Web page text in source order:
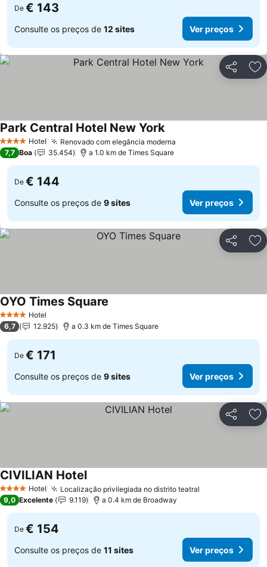
De € 143
Consulte os preços de 12 sites Ver preços
Partilhar
4 EstrelasHotel Renovado com elegância moderna
Park Central Hotel New YorkVer preços
7,7 Boa 35.454 a 1.0 km de Times Square
De € 144
Consulte os preços de 9 sites Ver preços
Partilhar
4 EstrelasHotel
OYO Times Square
6,7 12.925 a 0.3 km de Times Square
De € 171
Consulte os preços de 9 sites Ver preços
Partilhar
4 EstrelasHotel Localização privilegiada no distrito teatral
CIVILIAN HotelVer preços
9,0 Excelente 9.119 a 0.4 km de Broadway
De € 154
Consulte os preços de 11 sites Ver preços